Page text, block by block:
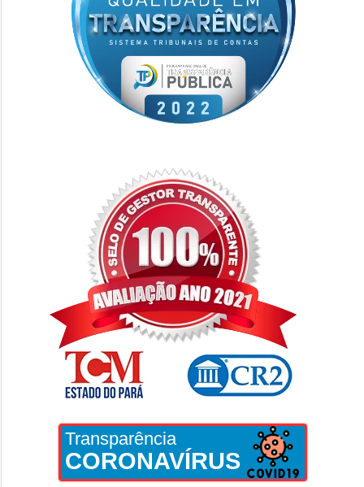
Transparência
CORONAVÍRUS